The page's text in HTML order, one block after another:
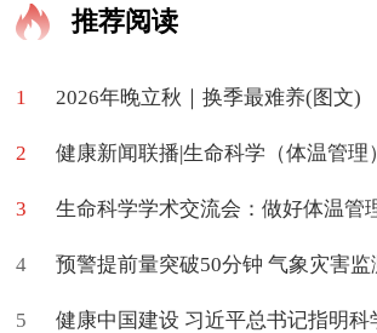
推荐阅读
1 2026年晚立秋｜换季最难养(图文)
2 健康新闻联播|生命科学（体温管理
质量学术交流会在京举办
3 生命科学学术交流会：做好体温管
促进治愈
4 预警提前量突破50分钟 气象灾害监
5 健康中国建设 习近平总书记指明科